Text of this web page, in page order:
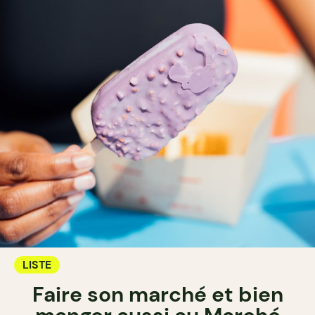
LISTE
Faire son marché et bien